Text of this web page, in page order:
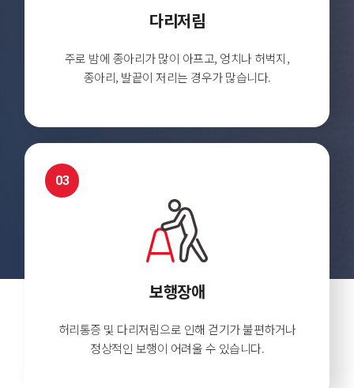
다리저림
주로 밤에 종아리가 많이 아프고, 엉치나 허벅지,
종아리, 발끝이 저리는 경우가 많습니다.
03
보행장애
허리통증 및 다리저림으로 인해 걷기가 불편하거나
정상적인 보행이 어려울 수 있습니다.